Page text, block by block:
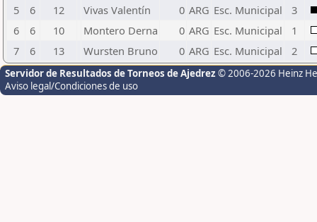
5
6 12 Vivas Valentín 0 ARG Esc. Municipal
3
6
6 10 Montero Derna 0 ARG Esc. Municipal
1
7
6 13 Wursten Bruno 0 ARG Esc. Municipal 2
Servidor de Resultados de Torneos de Ajedrez © 2006-2026 Heinz
Aviso legal/Condiciones de uso